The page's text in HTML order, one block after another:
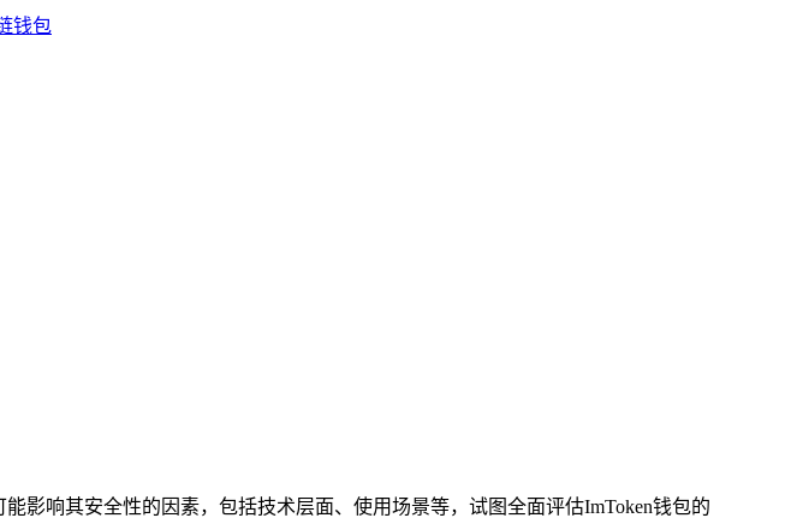
影响其安全性的因素，包括技术层面、使用场景等，试图全面评估ImToken钱包的